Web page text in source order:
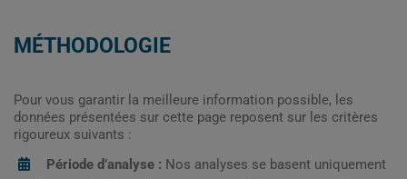
MÉTHODOLOGIE
Pour vous garantir la meilleure information possible, les
données présentées sur cette page reposent sur les critères
rigoureux suivants :
Période d’analyse : Nos analyses se basent uniquement